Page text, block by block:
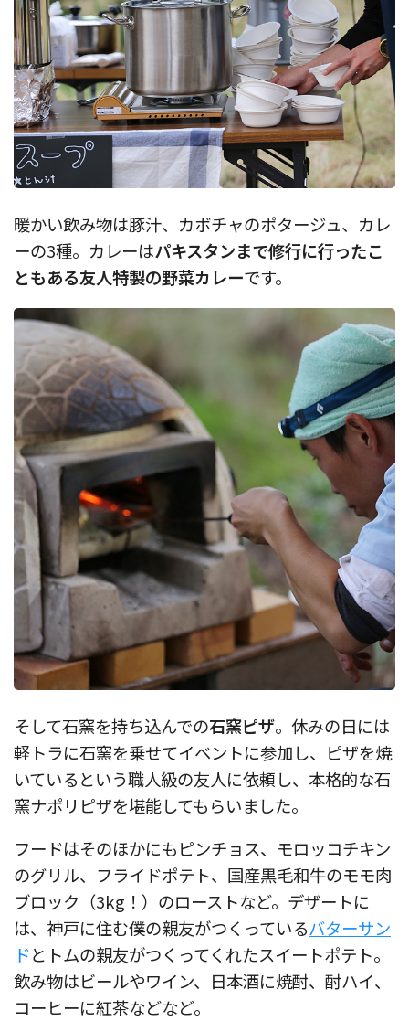
暖かい飲み物は豚汁、カボチャのポタージュ、カレ
ーの3種。カレーはパキスタンまで修行に行ったこ
ともある友人特製の野菜カレーです。
そして石窯を持ち込んでの石窯ピザ。休みの日には
軽トラに石窯を乗せてイベントに参加し、ピザを焼
いているという職人級の友人に依頼し、本格的な石
窯ナポリピザを堪能してもらいました。
フードはそのほかにもピンチョス、モロッコチキン
のグリル、フライドポテト、国産黒毛和牛のモモ肉
ブロック（3kg！）のローストなど。デザートに
は、神戸に住む僕の親友がつくっているバターサン
ドとトムの親友がつくってくれたスイートポテト。
飲み物はビールやワイン、日本酒に焼酎、酎ハイ、
コーヒーに紅茶などなど。